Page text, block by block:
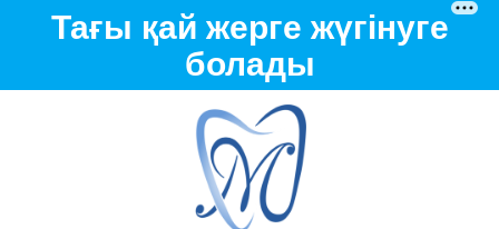
Тағы қай жерге жүгінуге
болады